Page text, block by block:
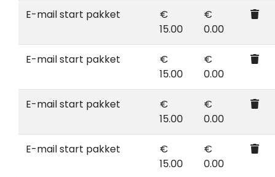
E-mail start pakket
€
15.00
€
0.00
E-mail start pakket
€
15.00
€
0.00
E-mail start pakket
€
15.00
€
0.00
E-mail start pakket
€
15.00
€
0.00